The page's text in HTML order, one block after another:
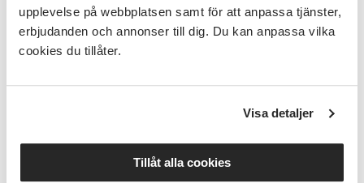
upplevelse på webbplatsen samt för att anpassa tjänster,
erbjudanden och annonser till dig. Du kan anpassa vilka
cookies du tillåter.
Visa detaljer
Tillåt alla cookies
Cirkelledare
Skriv text här
Bra att veta
Anmälningsinformation